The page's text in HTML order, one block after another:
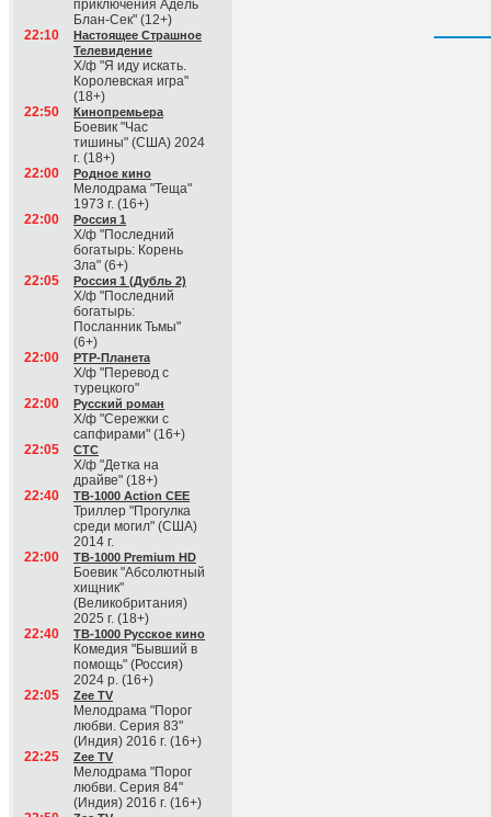
приключения Адель
Блан-Сек" (12+)
22:10
Настоящее Страшное
Телевидение
Х/ф "Я иду искать.
Королевская игра"
(18+)
22:50
Кинопремьера
Боевик "Час
тишины" (США) 2024
г. (18+)
22:00
Родное кино
Мелодрама "Теща"
1973 г. (16+)
22:00
Россия 1
Х/ф "Последний
богатырь: Корень
Зла" (6+)
22:05
Россия 1 (Дубль 2)
Х/ф "Последний
богатырь:
Посланник Тьмы"
(6+)
22:00
РТР-Планета
Х/ф "Перевод с
турецкого"
22:00
Русский роман
Х/ф "Сережки с
сапфирами" (16+)
22:05
СТС
Х/ф "Детка на
драйве" (18+)
22:40
ТВ-1000 Action CEE
Триллер "Прогулка
среди могил" (США)
2014 г.
22:00
ТВ-1000 Premium HD
Боевик "Абсолютный
хищник"
(Великобритания)
2025 г. (18+)
22:40
ТВ-1000 Русское кино
Комедия "Бывший в
помощь" (Россия)
2024 р. (16+)
22:05
Zee TV
Мелодрама "Порог
любви. Серия 83"
(Индия) 2016 г. (16+)
22:25
Zee TV
Мелодрама "Порог
любви. Серия 84"
(Индия) 2016 г. (16+)